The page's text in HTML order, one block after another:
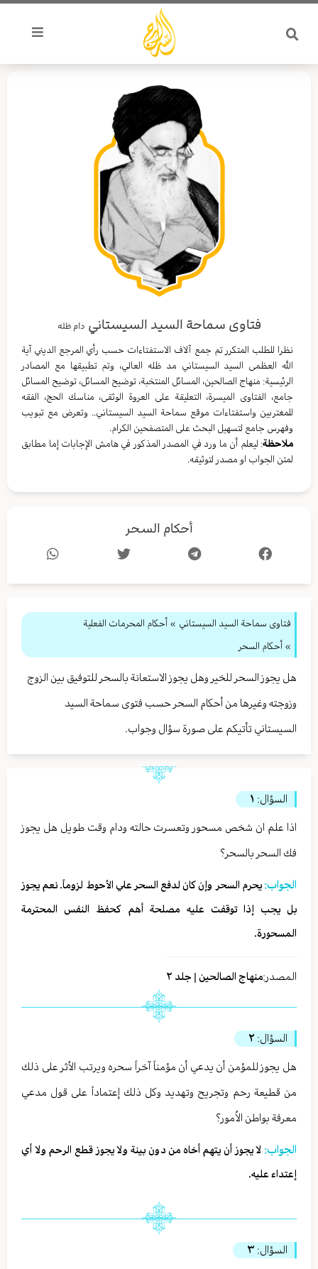
تخطي
المحتوى
فتاوى سماحة السيد السيستاني دام ظله
نظرا للطلب المتكرر تم جمع آلاف الاستفتاءات حسب رأي المرجع الديني آية
الله العظمى السيد السيستاني مد ظله العالي، وتم تطبيقها مع المصادر
الرئيسية: منهاج الصالحين، المسائل المنتخبة، توضيح المسائل، توضيح المسائل
جامع، الفتاوى الميسرة، التعليقة على العروة الوثقى، مناسك الحج، الفقه
للمغتربين واستفتاءات موقع سماحة السيد السيستاني.. وتعرض مع تبويب
وفهرس جامع لتسهيل البحث على المتصفحين الكرام.
ملاحظة: ليعلم أن ما ورد في المصدر المذكور في هامش الإجابات إما مطابق
لمتن الجواب او مصدر لتوثيقه.
أحكام السحر
فتاوى سماحة السيد السيستاني » أحكام المحرمات الفعلية
» أحكام السحر
هل يجوز السحر للخير وهل يجوز الاستعانة بالسحر للتوفيق بين الزوج
وزوجته وغيرها من أحكام السحر حسب فتوى سماحة السيد
السيستاني تأتيكم على صورة سؤال وجواب.
السؤال: ١
اذا علم ان شخص مسحور وتعسرت حالته ودام وقت طويل هل يجوز
فك السحر بالسحر؟
الجواب:يحرم السحر وإن كان لدفع السحر علي الأحوط لزوماً. نعم يجوز
بل يجب إذا توقفت عليه مصلحة أهم كحفظ النفس المحترمة
المسحورة.
المصدر:منهاج الصالحين | جلد ٢
السؤال: ٢
هل يجوز للمؤمن أن يدعي أن مؤمناً آخراً سحره ويرتب الأثر على ذلك
من قطيعة رحم وتجريح وتهديد وكل ذلك إعتماداً على قول مدعي
معرفة بواطن الاُمور؟
الجواب: لا يجوز أن يتهم أخاه من دون بينة ولا يجوز قطع الرحم ولا أي
إعتداء عليه.
السؤال: ٣